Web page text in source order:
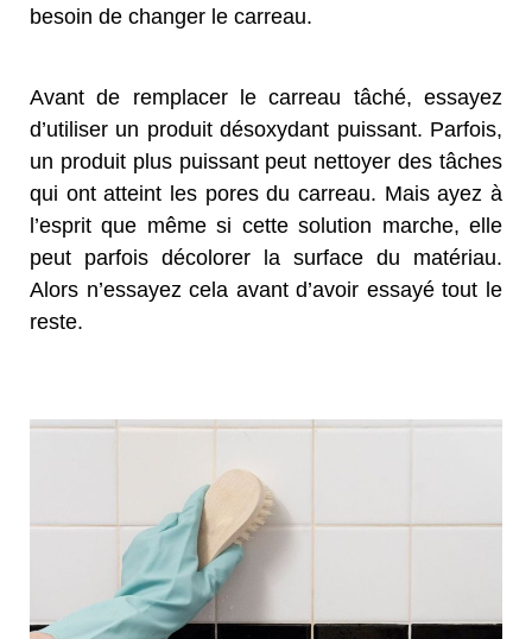
besoin de changer le carreau.
Avant de remplacer le carreau tâché, essayez
d’utiliser un produit désoxydant puissant. Parfois,
un produit plus puissant peut nettoyer des tâches
qui ont atteint les pores du carreau. Mais ayez à
l’esprit que même si cette solution marche, elle
peut parfois décolorer la surface du matériau.
Alors n’essayez cela avant d’avoir essayé tout le
reste.